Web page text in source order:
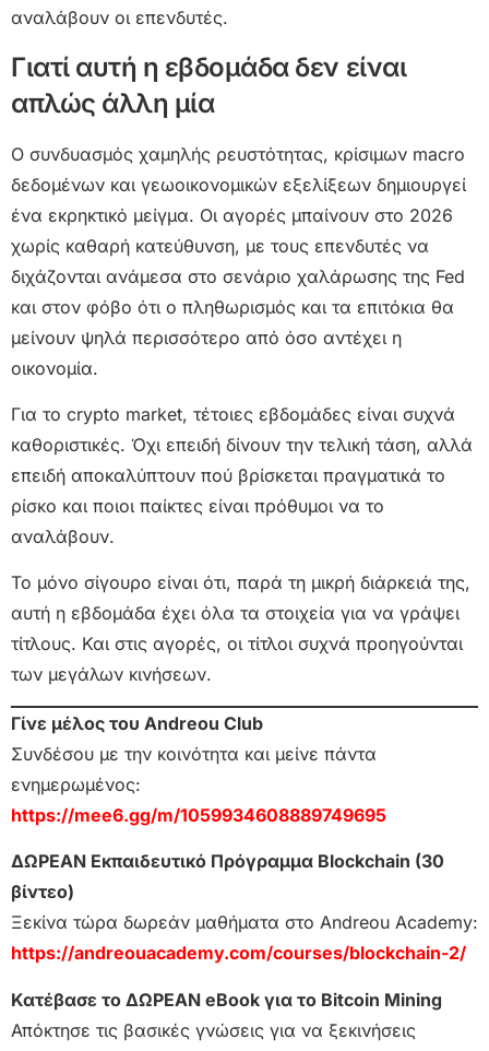
αναλάβουν οι επενδυτές.
Γιατί αυτή η εβδομάδα δεν είναι
απλώς άλλη μία
Ο συνδυασμός χαμηλής ρευστότητας, κρίσιμων macro
δεδομένων και γεωοικονομικών εξελίξεων δημιουργεί
ένα εκρηκτικό μείγμα. Οι αγορές μπαίνουν στο 2026
χωρίς καθαρή κατεύθυνση, με τους επενδυτές να
διχάζονται ανάμεσα στο σενάριο χαλάρωσης της Fed
και στον φόβο ότι ο πληθωρισμός και τα επιτόκια θα
μείνουν ψηλά περισσότερο από όσο αντέχει η
οικονομία.
Για το crypto market, τέτοιες εβδομάδες είναι συχνά
καθοριστικές. Όχι επειδή δίνουν την τελική τάση, αλλά
επειδή αποκαλύπτουν πού βρίσκεται πραγματικά το
ρίσκο και ποιοι παίκτες είναι πρόθυμοι να το
αναλάβουν.
Το μόνο σίγουρο είναι ότι, παρά τη μικρή διάρκειά της,
αυτή η εβδομάδα έχει όλα τα στοιχεία για να γράψει
τίτλους. Και στις αγορές, οι τίτλοι συχνά προηγούνται
των μεγάλων κινήσεων.
Γίνε μέλος του Andreou Club
Συνδέσου με την κοινότητα και μείνε πάντα
ενημερωμένος:
https://mee6.gg/m/1059934608889749695
ΔΩΡΕΑΝ Εκπαιδευτικό Πρόγραμμα Blockchain (30
βίντεο)
Ξεκίνα τώρα δωρεάν μαθήματα στο Andreou Academy:
https://andreouacademy.com/courses/blockchain-2/
Κατέβασε το ΔΩΡΕΑΝ eBook για το Bitcoin Mining
Απόκτησε τις βασικές γνώσεις για να ξεκινήσεις